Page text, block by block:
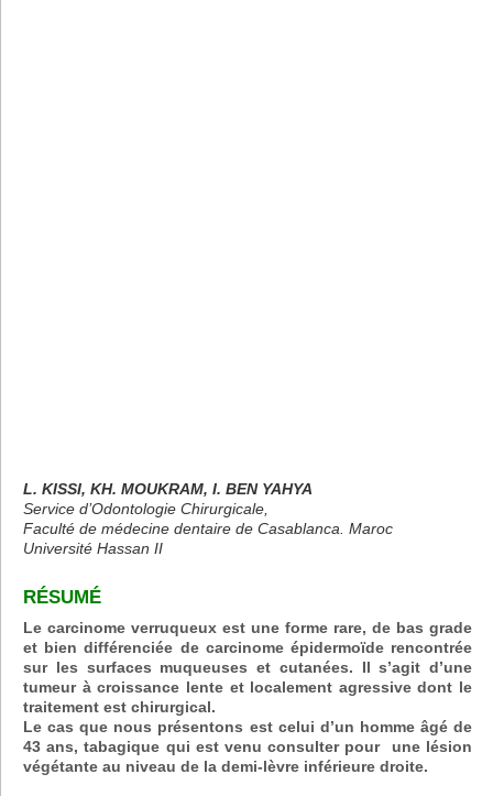
L. KISSI, KH. MOUKRAM, I. BEN YAHYA
Service d’Odontologie Chirurgicale,
Faculté de médecine dentaire de Casablanca. Maroc
Université Hassan II
RÉSUMÉ
Le carcinome verruqueux est une forme rare, de bas grade
et bien différenciée de carcinome épidermoïde rencontrée
sur les surfaces muqueuses et cutanées. Il s’agit d’une
tumeur à croissance lente et localement agressive dont le
traitement est chirurgical.
Le cas que nous présentons est celui d’un homme âgé de
43 ans, tabagique qui est venu consulter pour une lésion
végétante au niveau de la demi-lèvre inférieure droite.